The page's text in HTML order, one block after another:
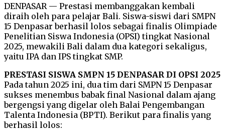
DENPASAR — Prestasi membanggakan kembali
diraih oleh para pelajar Bali. Siswa-siswi dari SMPN
15 Denpasar berhasil lolos sebagai finalis Olimpiade
Penelitian Siswa Indonesia (OPSI) tingkat Nasional
2025, mewakili Bali dalam dua kategori sekaligus,
yaitu IPA dan IPS tingkat SMP.
PRESTASI SISWA SMPN 15 DENPASAR DI OPSI 2025
Pada tahun 2025 ini, dua tim dari SMPN 15 Denpasar
sukses menembus babak final Nasional dalam ajang
bergengsi yang digelar oleh Balai Pengembangan
Talenta Indonesia (BPTI). Berikut para finalis yang
berhasil lolos: